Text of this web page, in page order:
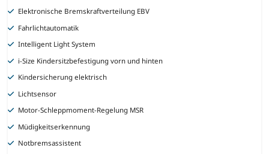
Elektronische Bremskraftverteilung EBV
Fahrlichtautomatik
Intelligent Light System
i-Size Kindersitzbefestigung vorn und hinten
Kindersicherung elektrisch
Lichtsensor
Motor-Schleppmoment-Regelung MSR
Müdigkeitserkennung
Notbremsassistent